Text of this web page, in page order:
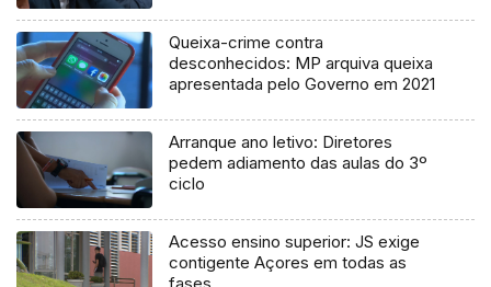
Queixa-crime contra
desconhecidos: MP arquiva queixa
apresentada pelo Governo em 2021
Arranque ano letivo: Diretores
pedem adiamento das aulas do 3º
ciclo
Acesso ensino superior: JS exige
contigente Açores em todas as